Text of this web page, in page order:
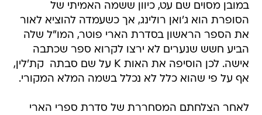
במובן מסוים שם עט, כיוון ששמה האמיתי של
הסופרת הוא ג'ואן רולינג, אך כשעמדה להוציא לאור
את הספר הראשון בסדרת הארי פוטר, המו"ל שלה
הביע חשש שנערים לא ירצו לקרוא ספר שכתבה
אישה. לכן הוסיפה את האות K על שם סבתה  קת'לין,
אף על פי שהוא כלל לא נכלל בשמה המלא המקורי.
לאחר הצלחתם המסחררת של סדרת ספרי הארי